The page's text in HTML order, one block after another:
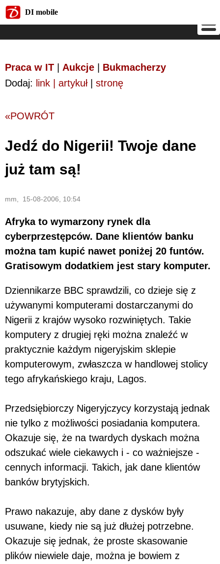
DI mobile
Praca w IT Aukcje
Bukmacherzy
Dodaj: link | artykuł| stronę
«POWRÓT
Jedź do Nigerii! Twoje dane
już tam są!
mm, 15-08-2006, 10:54
Afryka to wymarzony rynek dla
cyberprzestępców. Dane klientów banku
można tam kupić nawet poniżej 20 funtów.
Gratisowym dodatkiem jest stary komputer.
Dziennikarze BBC sprawdzili, co dzieje się z
używanymi komputerami dostarczanymi do
Nigerii z krajów wysoko rozwiniętych. Takie
komputery z drugiej ręki można znaleźć w
praktycznie każdym nigeryjskim sklepie
komputerowym, zwłaszcza w handlowej stolicy
tego afrykańskiego kraju, Lagos.
Przedsiębiorczy Nigeryjczycy korzystają jednak
nie tylko z możliwości posiadania komputera.
Okazuje się, że na twardych dyskach można
odszukać wiele ciekawych i - co ważniejsze -
cennych informacji. Takich, jak dane klientów
banków brytyjskich.
Prawo nakazuje, aby dane z dysków były
usuwane, kiedy nie są już dłużej potrzebne.
Okazuje się jednak, że proste skasowanie
plików niewiele daje, można je bowiem z
DI mobile